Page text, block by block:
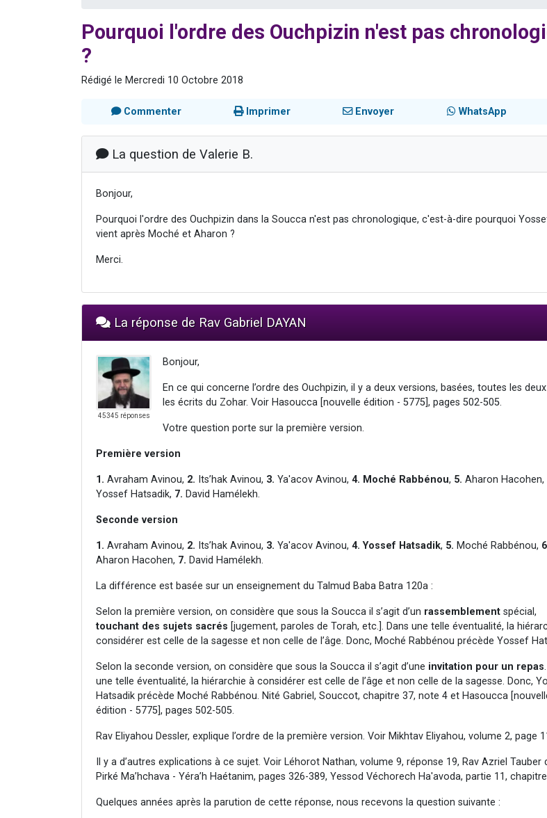
Pourquoi l'ordre des Ouchpizin n'est pas
?
Rédigé le Mercredi 10 Octobre 2018
Commenter Imprimer Envoyer WhatsApp
La question de Valerie B.
Bonjour,
Pourquoi l'ordre des Ouchpizin dans la Soucca n'est pas chronologique, c'est-à-dire pourquoi
vient après Moché et Aharon ?
Merci.
La réponse de Rav Gabriel DAYAN
45345 réponses
Bonjour,
En ce qui concerne l’ordre des Ouchpizin, il y a deux versions, basées, toutes les
les écrits du Zohar. Voir Hasoucca [nouvelle édition - 5775], pages 502-505.
Votre question porte sur la première version.
Première version
1. Avraham Avinou, 2. Its’hak Avinou, 3. Ya'acov Avinou, 4. Moché Rabbénou, 5. Aharon Hacohen,
Yossef Hatsadik, 7. David Hamélekh.
Seconde version
1. Avraham Avinou, 2. Its’hak Avinou, 3. Ya'acov Avinou, 4. Yossef Hatsadik, 5. Moché Rabbénou,
Aharon Hacohen, 7. David Hamélekh.
La différence est basée sur un enseignement du Talmud Baba Batra 120a :
Selon la première version, on considère que sous la Soucca il s’agit d’un rassemblement spécial,
touchant des sujets sacrés [jugement, paroles de Torah, etc.]. Dans une telle éventualité, la
considérer est celle de la sagesse et non celle de l’âge. Donc, Moché Rabbénou précède Yossef
Selon la seconde version, on considère que sous la Soucca il s’agit d’une invitation pour un repas
une telle éventualité, la hiérarchie à considérer est celle de l’âge et non celle de la sagesse. Donc,
Hatsadik précède Moché Rabbénou. Nité Gabriel, Souccot, chapitre 37, note 4 et Hasoucca
édition - 5775], pages 502-505.
Rav Eliyahou Dessler, explique l’ordre de la première version. Voir Mikhtav Eliyahou, volume 2, page
Il y a d’autres explications à ce sujet. Voir Léhorot Nathan, volume 9, réponse 19, Rav Azriel Tauber
Pirké Ma’hchava - Yéra’h Haétanim, pages 326-389, Yessod Véchorech Ha'avoda, partie 11,
Quelques années après la parution de cette réponse, nous recevons la question suivante :